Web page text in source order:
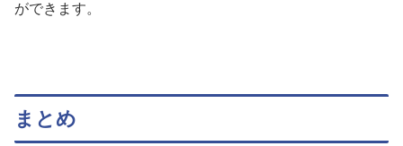
ができます。
まとめ